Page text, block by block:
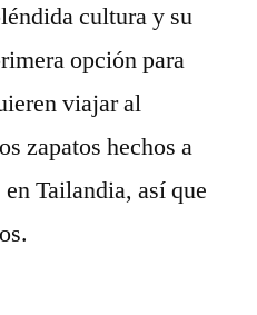
cultura y su
opción para
viajar al
zapatos hechos a
Tailandia, así que